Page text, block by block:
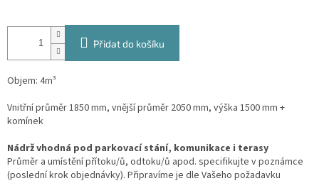
Přidat do košíku
Objem: 4m³
Vnitřní průměr 1850 mm, vnější průměr 2050 mm, výška 1500 mm +
komínek
Nádrž vhodná pod parkovací stání, komunikace i terasy
Průměr a umístění přítoku/ů, odtoku/ů apod. specifikujte v poznámce
(poslední krok objednávky). Připravíme je dle Vašeho požadavku